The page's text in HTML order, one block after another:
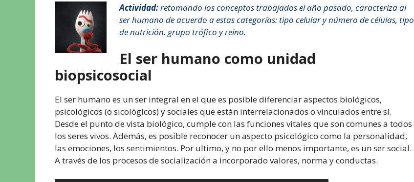
Actividad:retomando los conceptos trabajados el año pasado, caracteriza al
ser humano de acuerdo a estas categorías: tipo celular y número de células, tipo
de nutrición, grupo trófico y reino.
El ser humano como unidad
biopsicosocial
El ser humano es un ser integral en el que es posible diferenciar aspectos biológicos,
psicológicos (o sicológicos) y sociales que están interrelacionados o vinculados entre sí.
Desde el punto de vista biológico, cumple con las funciones vitales que son comunes a todos
los seres vivos. Además, es posible reconocer un aspecto psicológico como la personalidad,
las emociones, los sentimientos. Por ultimo, y no por ello menos importante, es un ser social.
A través de los procesos de socialización a incorporado valores, norma y conductas.